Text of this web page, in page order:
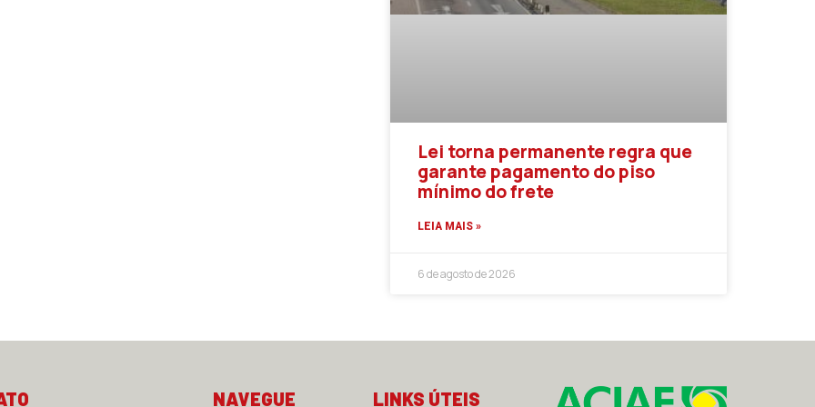
Lei torna permanente regra que
garante pagamento do piso
mínimo do frete
LEIA MAIS »
6 de agosto de 2026
NAVEGUE LINKS ÚTEIS